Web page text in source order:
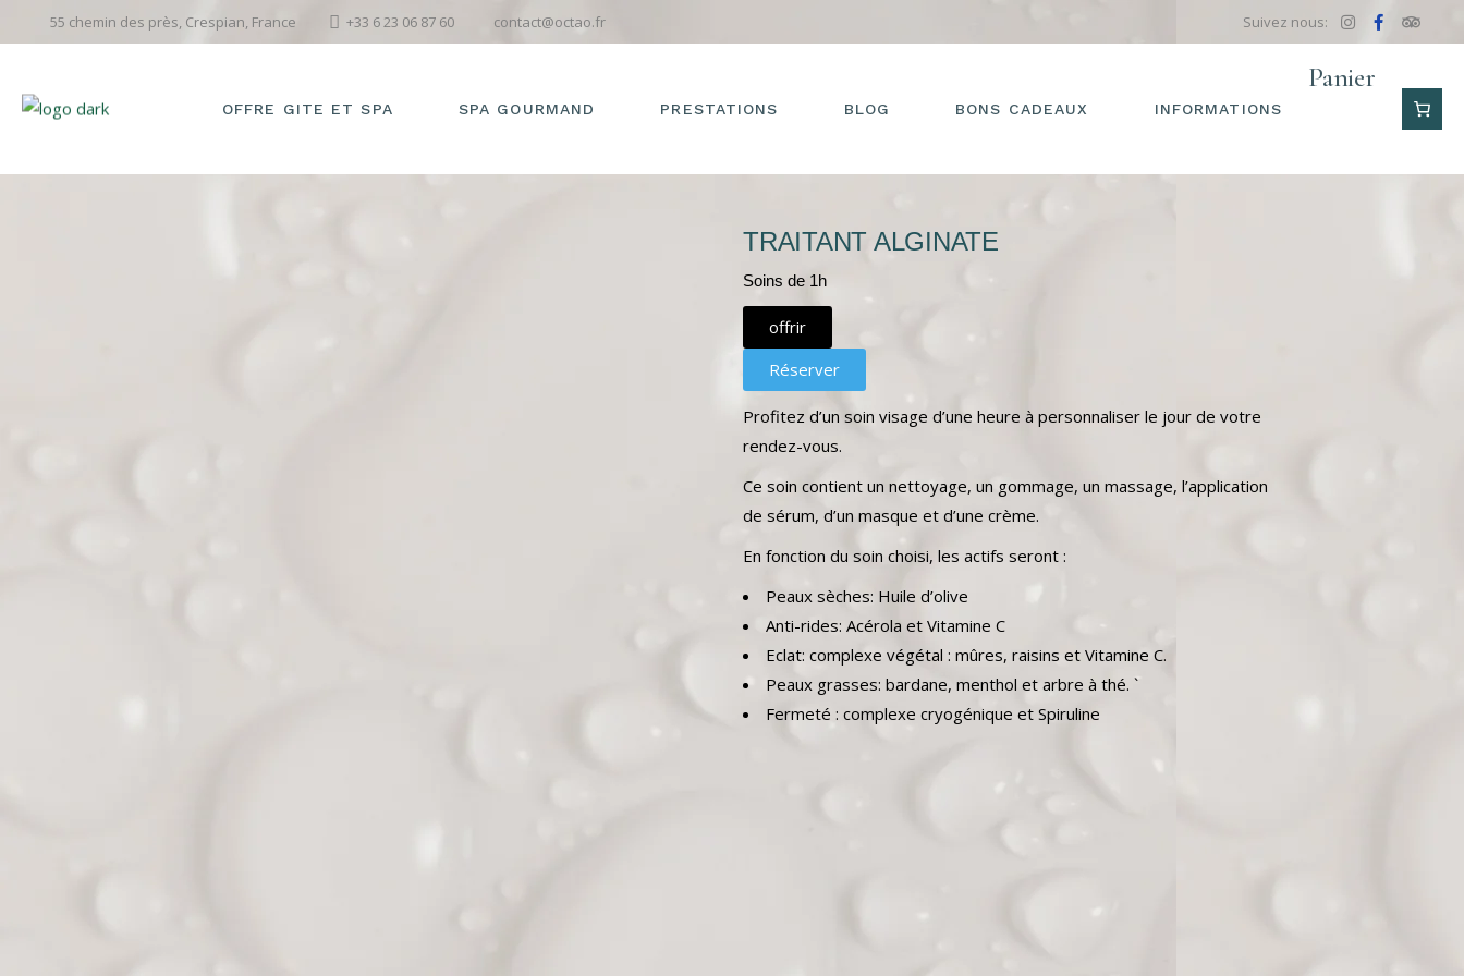
55 chemin des près, Crespian, France +33 6 23 06 87 60 contact@octao.fr Suivez nous:
OFFRE GITE ET SPA SPA GOURMAND PRESTATIONS
ACCES-SPA
SOINS-DU-CORPS
SOINS-DU-VISAGE
BLOG BONS CADEAUX INFORMATIONS
Panier
TRAITANT ALGINATE
Soins de 1h
offrir
Réserver
Profitez d’un soin visage d’une heure à personnaliser le jour de votre
rendez-vous.
Ce soin contient un nettoyage, un gommage, un massage, l’application
de sérum, d’un masque et d’une crème.
En fonction du soin choisi, les actifs seront :
Peaux sèches: Huile d’olive
Anti-rides: Acérola et Vitamine C
Eclat: complexe végétal : mûres, raisins et Vitamine C.
Peaux grasses: bardane, menthol et arbre à thé. `
Fermeté : complexe cryogénique et Spiruline